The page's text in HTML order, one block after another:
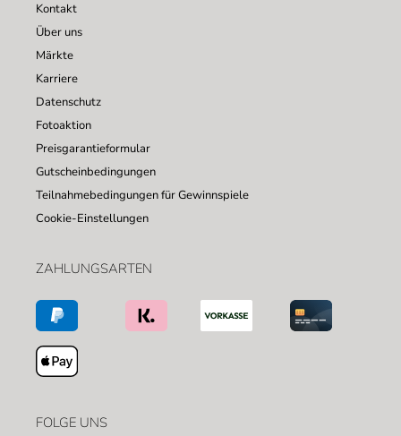
Kontakt
Über uns
Märkte
Karriere
Datenschutz
Fotoaktion
Preisgarantieformular
Gutscheinbedingungen
Teilnahmebedingungen für Gewinnspiele
Cookie-Einstellungen
ZAHLUNGSARTEN
FOLGE UNS